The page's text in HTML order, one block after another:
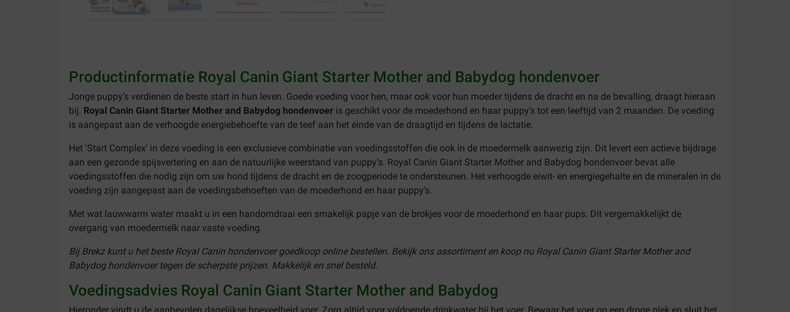
Productinformatie Royal Canin Giant Starter Mother and Babydog hondenvoer
Jonge puppy’s verdienen de beste start in hun leven. Goede voeding voor hen, maar ook voor hun moeder tijdens de dracht en na de bevalling, draagt hieraan
bij. Royal Canin Giant Starter Mother and Babydog hondenvoer is geschikt voor de moederhond en haar puppy’s tot een leeftijd van 2 maanden. De voeding
is aangepast aan de verhoogde energiebehoefte van de teef aan het einde van de draagtijd en tijdens de lactatie.
Het 'Start Complex' in deze voeding is een exclusieve combinatie van voedingsstoffen die ook in de moedermelk aanwezig zijn. Dit levert een actieve bijdrage
aan een gezonde spijsvertering en aan de natuurlijke weerstand van puppy’s. Royal Canin Giant Starter Mother and Babydog hondenvoer bevat alle
voedingsstoffen die nodig zijn om uw hond tijdens de dracht en de zoogperiode te ondersteunen. Het verhoogde eiwit- en energiegehalte en de mineralen in de
voeding zijn aangepast aan de voedingsbehoeften van de moederhond en haar puppy’s.
Met wat lauwwarm water maakt u in een handomdraai een smakelijk papje van de brokjes voor de moederhond en haar pups. Dit vergemakkelijkt de
overgang van moedermelk naar vaste voeding.
Bij Brekz kunt u het beste Royal Canin hondenvoer goedkoop online bestellen. Bekijk ons assortiment en koop nu Royal Canin Giant Starter Mother and
Babydog hondenvoer tegen de scherpste prijzen. Makkelijk en snel besteld.
Voedingsadvies Royal Canin Giant Starter Mother and Babydog